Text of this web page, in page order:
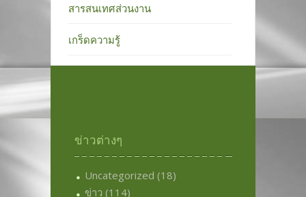
สารสนเทศส่วนงาน
เกร็ดความรู้
ข่าวต่างๆ
Uncategorized (18)
ข่าว (114)